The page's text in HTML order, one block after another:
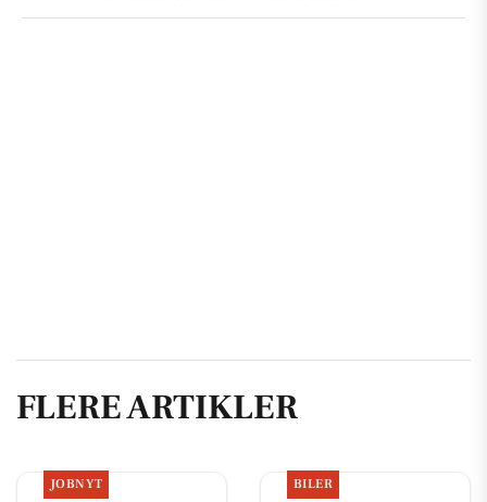
FLERE ARTIKLER
JOBNYT BILER